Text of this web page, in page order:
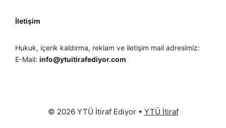
İletişim
Hukuk, içerik kaldırma, reklam ve iletişim mail adresimiz:
E-Mail: info@ytuitirafediyor.com
© 2026 YTÜ İtiraf Ediyor• YTÜ İtiraf